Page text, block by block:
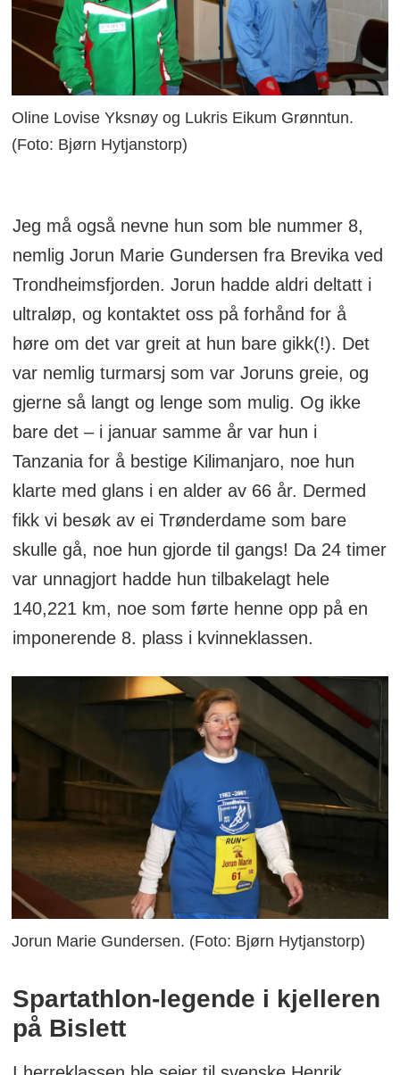
Oline Lovise Yksnøy og Lukris Eikum Grønntun.
(Foto: Bjørn Hytjanstorp)
Jeg må også nevne hun som ble nummer 8,
nemlig Jorun Marie Gundersen fra Brevika ved
Trondheimsfjorden. Jorun hadde aldri deltatt i
ultraløp, og kontaktet oss på forhånd for å
høre om det var greit at hun bare gikk(!). Det
var nemlig turmarsj som var Joruns greie, og
gjerne så langt og lenge som mulig. Og ikke
bare det – i januar samme år var hun i
Tanzania for å bestige Kilimanjaro, noe hun
klarte med glans i en alder av 66 år. Dermed
fikk vi besøk av ei Trønderdame som bare
skulle gå, noe hun gjorde til gangs! Da 24 timer
var unnagjort hadde hun tilbakelagt hele
140,221 km, noe som førte henne opp på en
imponerende 8. plass i kvinneklassen.
Jorun Marie Gundersen. (Foto: Bjørn Hytjanstorp)
Spartathlon-legende i kjelleren
på Bislett